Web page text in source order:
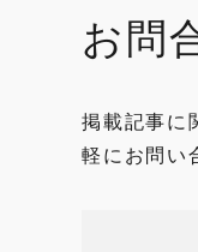
お問
掲載記事に
軽にお問い